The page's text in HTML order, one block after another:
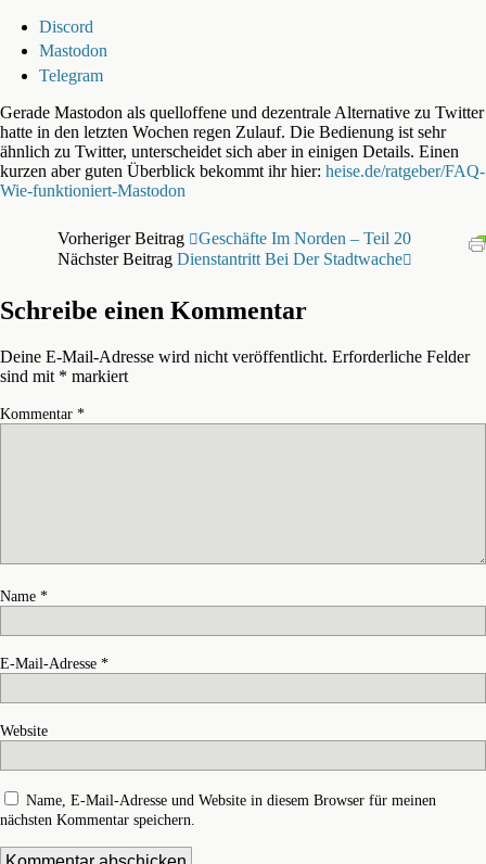
Discord
Mastodon
Telegram
Gerade Mastodon als quelloffene und dezentrale Alternative zu Twitter
hatte in den letzten Wochen regen Zulauf. Die Bedienung ist sehr
ähnlich zu Twitter, unterscheidet sich aber in einigen Details. Einen
kurzen aber guten Überblick bekommt ihr hier: heise.de/ratgeber/FAQ-
Wie-funktioniert-Mastodon
Vorheriger Beitrag
Geschäfte Im Norden – Teil 20
Nächster Beitrag Dienstantritt Bei Der Stadtwache
Schreibe einen Kommentar
Deine E-Mail-Adresse wird nicht veröffentlicht. Erforderliche Felder
sind mit * markiert
Kommentar *
Name *
E-Mail-Adresse *
Website
Name, E-Mail-Adresse und Website in diesem Browser für meinen
nächsten Kommentar speichern.